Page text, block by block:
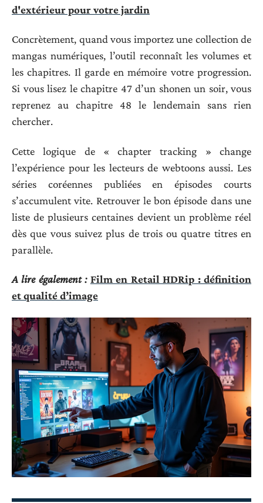
d'extérieur pour votre jardin
Concrètement, quand vous importez une collection de
mangas numériques, l’outil reconnaît les volumes et
les chapitres. Il garde en mémoire votre progression.
Si vous lisez le chapitre 47 d’un shonen un soir, vous
reprenez au chapitre 48 le lendemain sans rien
chercher.
Cette logique de « chapter tracking » change
l’expérience pour les lecteurs de webtoons aussi. Les
séries coréennes publiées en épisodes courts
s’accumulent vite. Retrouver le bon épisode dans une
liste de plusieurs centaines devient un problème réel
dès que vous suivez plus de trois ou quatre titres en
parallèle.
A lire également : Film en Retail HDRip : définition
et qualité d’image